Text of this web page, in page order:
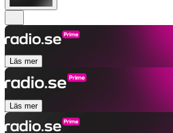
Läs mer
Läs mer